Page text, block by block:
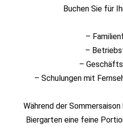
Buchen Sie für
–
–
–
– Schulungen mit
Während der
Biergarten eine feine